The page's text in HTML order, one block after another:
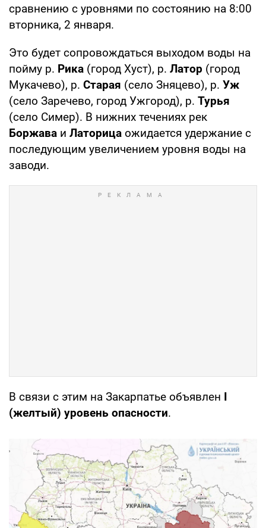
сравнению с уровнями по состоянию на 8:00
вторника, 2 января.
Это будет сопровождаться выходом воды на
пойму р. Рика (город Хуст), р. Латор (город
Мукачево), р. Старая (село Зняцево), р. Уж
(село Заречево, город Ужгород), р. Турья
(село Симер). В нижних течениях рек
Боржава и Латорица ожидается удержание с
последующим увеличением уровня воды на
заводи.
В связи с этим на Закарпатье объявлен І
(желтый) уровень опасности.